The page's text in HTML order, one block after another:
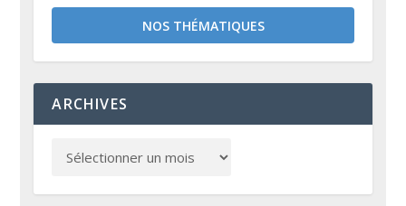
NOS THÉMATIQUES
ARCHIVES